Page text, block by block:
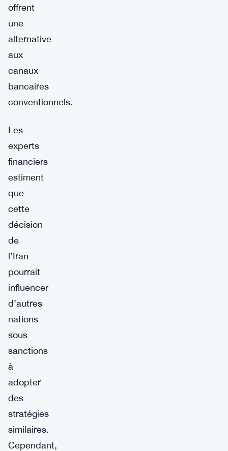
offrent
une
alternative
aux
canaux
bancaires
conventionnels.
Les
experts
financiers
estiment
que
cette
décision
de
l’Iran
pourrait
influencer
d’autres
nations
sous
sanctions
à
adopter
des
stratégies
similaires.
Cependant,